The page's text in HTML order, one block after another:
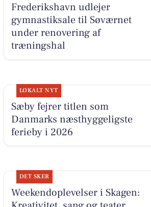
Frederikshavn udlejer
gymnastiksale til Søværnet
under renovering af
træningshal
LOKALT NYT
Sæby fejrer titlen som
Danmarks næsthyggeligste
ferieby i 2026
DET SKER
Weekendoplevelser i Skagen: